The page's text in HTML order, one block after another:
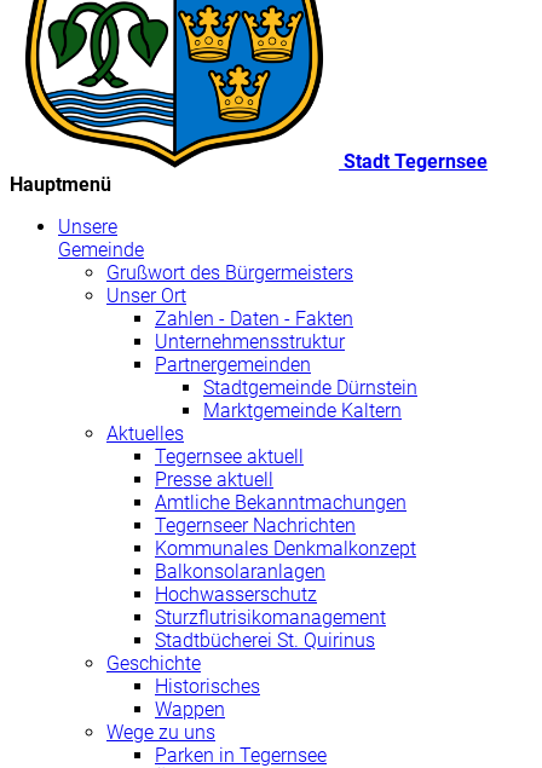
Stadt Tegernsee
Hauptmenü
Unsere
Gemeinde
Grußwort des Bürgermeisters
Unser Ort
Zahlen - Daten - Fakten
Unternehmensstruktur
Partnergemeinden
Stadtgemeinde Dürnstein
Marktgemeinde Kaltern
Aktuelles
Tegernsee aktuell
Presse aktuell
Amtliche Bekanntmachungen
Tegernseer Nachrichten
Kommunales Denkmalkonzept
Balkonsolaranlagen
Hochwasserschutz
Sturzflutrisikomanagement
Stadtbücherei St. Quirinus
Geschichte
Historisches
Wappen
Wege zu uns
Parken in Tegernsee